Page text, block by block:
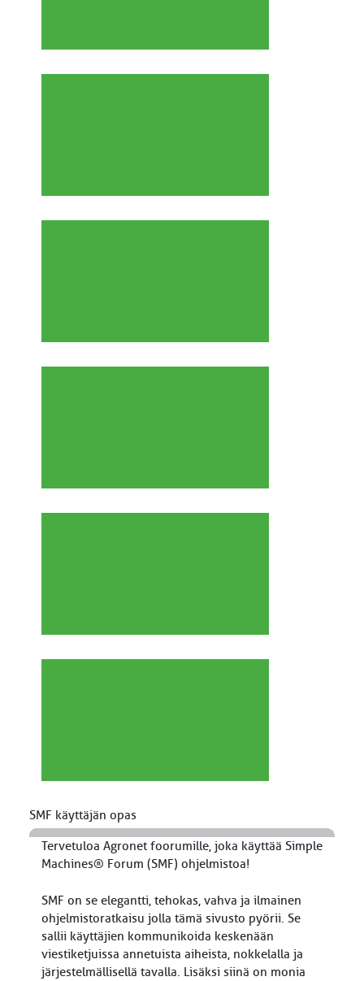
SMF käyttäjän opas
Tervetuloa Agronet foorumille, joka käyttää Simple
Machines® Forum (SMF) ohjelmistoa!
SMF on se elegantti, tehokas, vahva ja ilmainen
ohjelmistoratkaisu jolla tämä sivusto pyörii. Se
sallii käyttäjien kommunikoida keskenään
viestiketjuissa annetuista aiheista, nokkelalla ja
järjestelmällisellä tavalla. Lisäksi siinä on monia